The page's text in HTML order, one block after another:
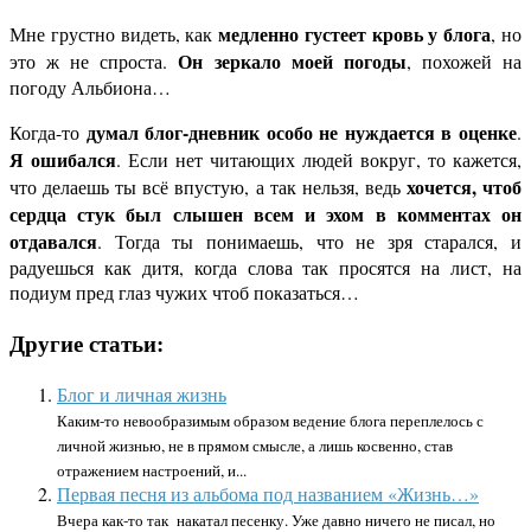
Мне грустно видеть, какмедленно густеет кровь у блога, но
это ж не спроста.Он зеркало моей погоды, похожей на
погоду Альбиона…
Когда-то думал блог-дневник особо не нуждается в оценке.
Я ошибался. Если нет читающих людей вокруг, то кажется,
что делаешь ты всё впустую, а так нельзя, ведь хочется, чтоб
сердца стук был слышен всем и эхом в комментах он
отдавался. Тогда ты понимаешь, что не зря старался, и
радуешься как дитя, когда слова так просятся на лист, на
подиум пред глаз чужих чтоб показаться…
Другие статьи:
Блог и личная жизнь
Каким-то невообразимым образом ведение блога переплелось с
личной жизнью, не в прямом смысле, а лишь косвенно, став
отражением настроений, и...
Первая песня из альбома под названием «Жизнь…»
Вчера как-то так накатал песенку. Уже давно ничего не писал, но